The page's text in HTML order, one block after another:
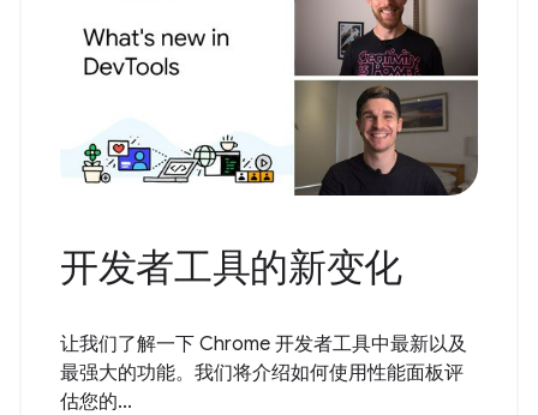
开发者工具的新变化
让我们了解一下 Chrome 开发者工具中最新以及
最强大的功能。我们将介绍如何使用性能面板评
估您的...